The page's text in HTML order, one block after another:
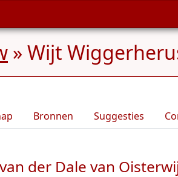
» Wijt
Bronnen Suggesties
der Dale van